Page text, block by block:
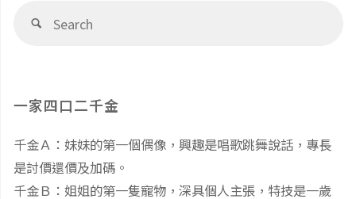
（上）"
被
異
物
Search
一家四口二千金
千金Ａ：妹妹的第一個偶像，興趣是唱歌跳舞說話，專長
是討價還價及加碼。
千金Ｂ：姐姐的第一隻寵物，深具個人主張，特技是一歲